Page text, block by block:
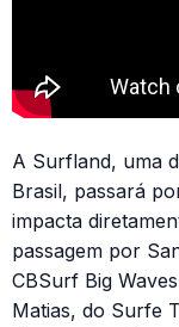
A Surfland, uma
Brasil, passará
impacta
passagem por
CBSurf Big
Matias, do Surfe